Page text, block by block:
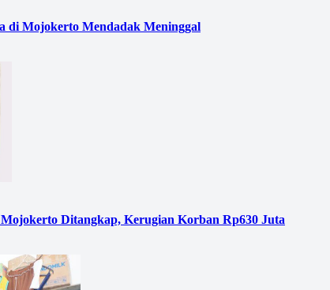
di Mojokerto Mendadak Meninggal
Ditangkap, Kerugian Korban Rp630 Juta